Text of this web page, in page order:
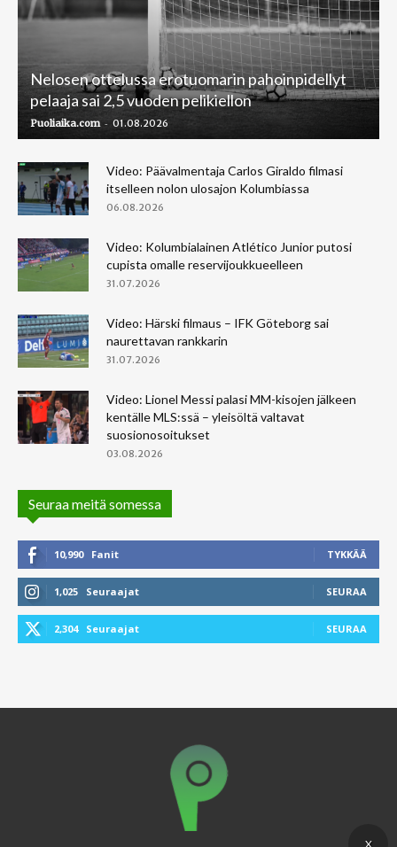
Nelosen ottelussa erotuomarin pahoinpidellyt
pelaaja sai 2,5 vuoden pelikiellon
Puoliaika.com - 01.08.2026
Video: Päävalmentaja Carlos Giraldo filmasi
itselleen nolon ulosajon Kolumbiassa
06.08.2026
Video: Kolumbialainen Atlético Junior putosi
cupista omalle reservijoukkueelleen
31.07.2026
Video: Härski filmaus – IFK Göteborg sai
naurettavan rankkarin
31.07.2026
Video: Lionel Messi palasi MM-kisojen jälkeen
kentälle MLS:ssä – yleisöltä valtavat
suosionosoitukset
03.08.2026
Seuraa meitä somessa
10,990 Fanit TYKKÄÄ
1,025 Seuraajat SEURAA
2,304 Seuraajat SEURAA